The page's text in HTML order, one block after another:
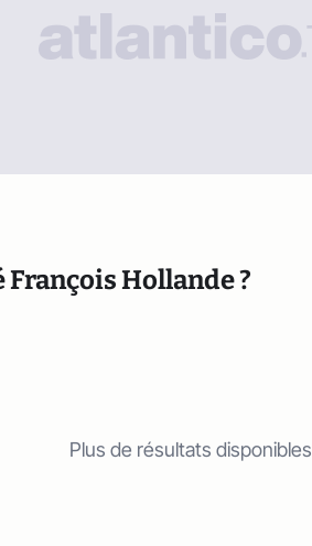
François Hollande ?
Plus de résultats disponibles